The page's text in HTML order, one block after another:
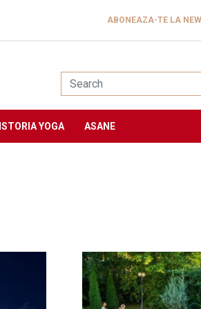
ABONEAZA-TE LA
ISTORIA YOGA ASANE
Image